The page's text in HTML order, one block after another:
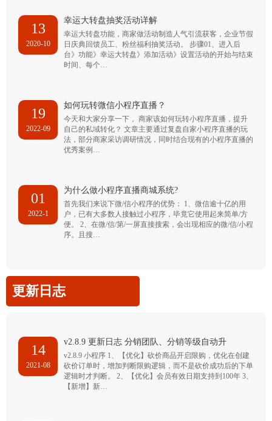
13
2020-10
幸运大转盘抽奖活动详解
幸运大转盘功能，商家做活动制造人气引流获客，企业节假
日庆典回馈员工、粉丝福利抽奖活动。 步骤01、进入后
台》功能》幸运大转盘》添加活动》设置活动的开始与结束
时间、每个…
19
2022-09
如何玩转微信小程序直播？
今天和大家分享一下， 商家该如何玩转小程序直播，提升
自己的私域转化？ 文章主要通过复盘自家小程序直播的玩
法，部分商家采访调研情况，同时结合现有的小程序直播的
优秀案例…
01
2022-1
为什么做小程序直播商城系统?
首先我们来说下微/信小程序的优势： 1、微信逾十亿的用
户，已有大多数人接触过小程序，毕竟它使用起来简单/方
便。 2、在微/信/第/一屏直接搜索，会出现相应的微/信/小程
序。且搜…
更新日志
14
2021-08
v2.8.9 更新日志 分销团队、分销等级自动升
v2.8.9 小程序 1、【优化】砍价商品开启限购，优化在创建
砍价订单时，增加判断限购逻辑，而不是砍价成功后的下单
逻辑时才判断。 2、【优化】会员有效日期支持到100年 3、
【新增】新…